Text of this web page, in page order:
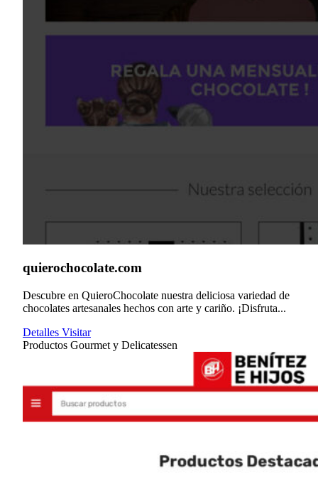
quierochocolate.com
Descubre en QuieroChocolate nuestra deliciosa variedad de
chocolates artesanales hechos con arte y cariño. ¡Disfruta...
Detalles Visitar
Productos Gourmet y Delicatessen